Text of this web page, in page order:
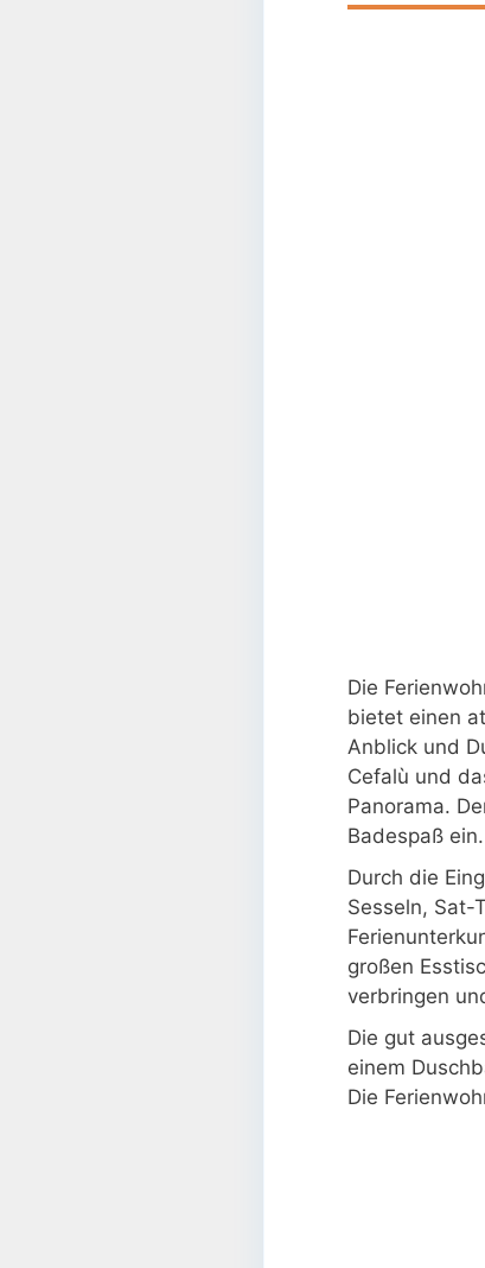
Die
bietet einen
Anblick und
Cefalù und
Panorama.
Badespaß ein.
Durch die
Sesseln, Sat-
großen
verbringen
Die gut
einem
Die